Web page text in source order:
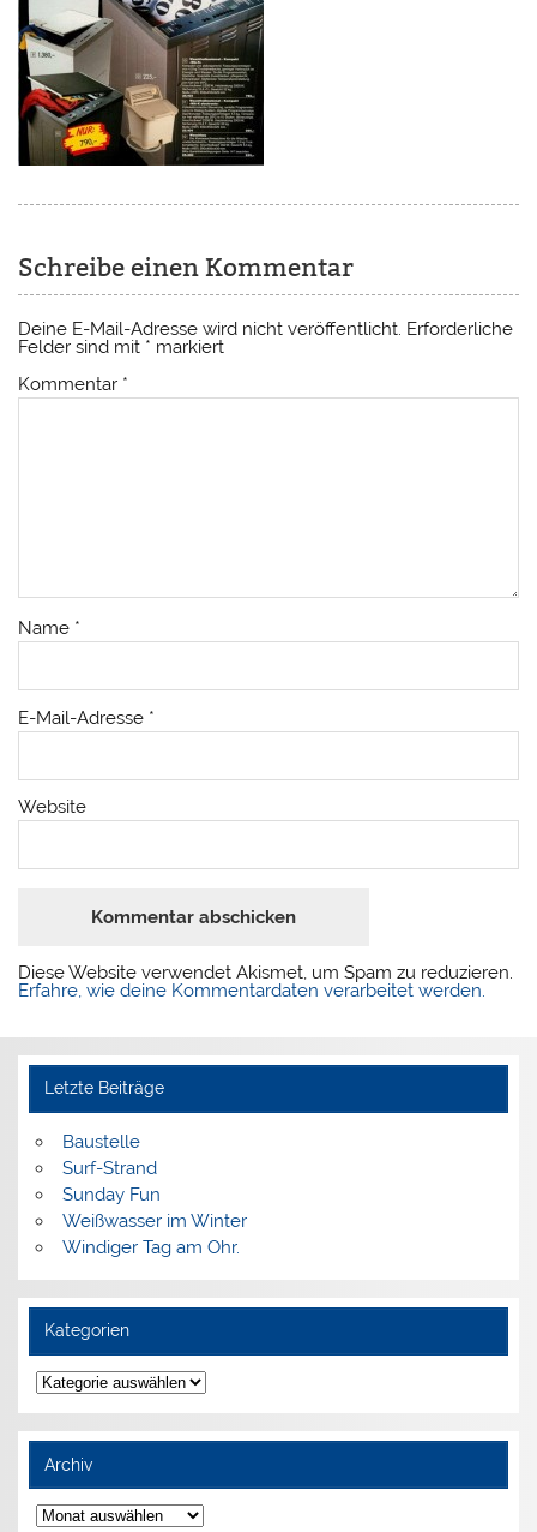
Schreibe einen Kommentar
Deine E-Mail-Adresse wird nicht veröffentlicht. Erforderliche
Felder sind mit * markiert
Kommentar *
Name *
E-Mail-Adresse *
Website
Diese Website verwendet Akismet, um Spam zu reduzieren.
Erfahre, wie deine Kommentardaten verarbeitet werden.
Letzte Beiträge
Baustelle
Surf-Strand
Sunday Fun
Weißwasser im Winter
Windiger Tag am Ohr.
Kategorien
Kategorien
Archiv
Archiv